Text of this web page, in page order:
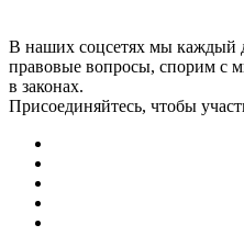
В наших соцсетях мы каждый
правовые вопросы, спорим с
в законах.
Присоединяйтесь, чтобы